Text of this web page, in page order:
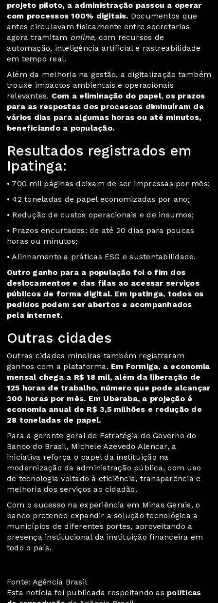
projeto piloto, a administração passou a operar
com processos 100% digitais. Documentos que
antes circulavam fisicamente entre secretarias
agora tramitam online, com recursos de
automação, inteligência artificial e rastreabilidade
em tempo real.
Além da melhoria na gestão, a digitalização também
trouxe impactos ambientais e operacionais
relevantes. Com a eliminação do papel, os prazos
para as respostas dos processos diminuíram de
vários dias para algumas horas ou até minutos,
beneficiando a população.
Resultados registrados em
Ipatinga:
• 700 mil páginas deixam de ser impressas por mês;
• 42 toneladas de papel economizadas por ano;
• Redução de custos operacionais e de insumos;
• Prazos encurtados: de até 20 dias para poucas
horas ou minutos;
• Alinhamento a práticas ESG e sustentabilidade.
Outro ganho para a população foi o fim dos
deslocamentos e das filas ao acessar serviços
públicos de forma digital. Em Ipatinga, todos os
pedidos podem ser abertos e acompanhados
pela internet.
Outras cidades
Outras cidades mineiras também registraram
ganhos com a plataforma. Em Formiga, a economia
mensal chega a R$ 18 mil, além da liberação de
125 horas de trabalho, número que pode alcançar
300 horas por mês. Em Uberaba, a projeção é
economia anual de R$ 3,5 milhões e redução de
28 toneladas de papel.
Para a gerente geral de Estratégia de Governo do
Banco do Brasil, Michele Azevedo Alencar, a
iniciativa reforça o papel da instituição na
modernização da administração pública, com uso
de tecnologia voltado à eficiência, transparência e
melhoria dos serviços ao cidadão.
Com o sucesso na experiência em Minas Gerais, o
banco pretende expandir a solução tecnológica a
municípios de diferentes portes, aproveitando a
presença institucional da instituição financeira em
todo o país.
Fonte: Agência Brasil
Esta notícia foi publicada respeitando as políticas